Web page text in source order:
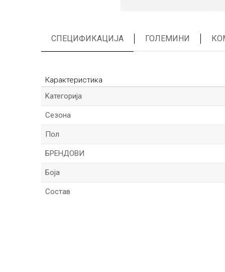
СПЕЦИФИКАЦИЈА ГОЛЕМИНИ
Карактеристика
Kатегорија
Сезона
Пол
БРЕНДОВИ
Боја
Состав